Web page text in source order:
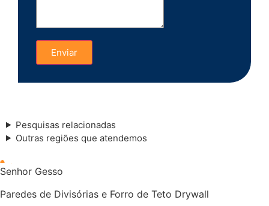
Enviar
Pesquisas relacionadas
Outras regiões que atendemos
Senhor Gesso
Paredes de Divisórias e Forro de Teto Drywall